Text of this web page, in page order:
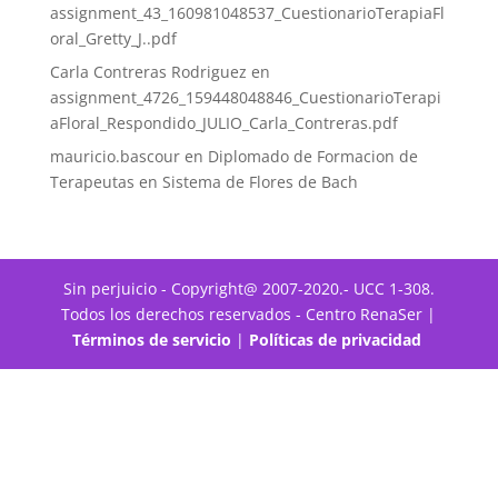
assignment_43_160981048537_CuestionarioTerapiaFl
oral_Gretty_J..pdf
Carla Contreras Rodriguez en
assignment_4726_159448048846_CuestionarioTerapi
aFloral_Respondido_JULIO_Carla_Contreras.pdf
mauricio.bascouren Diplomado de Formacion de
Terapeutas en Sistema de Flores de Bach
Sin perjuicio - Copyright@ 2007-2020.- UCC 1-308.
Todos los derechos reservados - Centro RenaSer |
Términos de servicio | Políticas de privacidad